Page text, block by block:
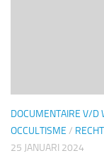
DOCUMENTAIRE V/D
OCCULTISME /
25 JANUARI 2024